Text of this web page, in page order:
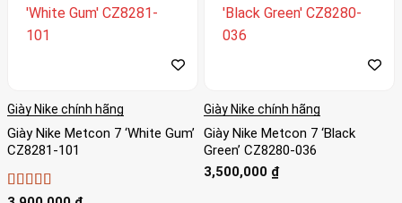
Giày Nike chính hãng
Giày Nike Metcon 7 ‘White Gum’
CZ8281-101
Giày Nike chính hãng
Giày Nike Metcon 7 ‘Black
Green’ CZ8280-036
3,500,000 ₫